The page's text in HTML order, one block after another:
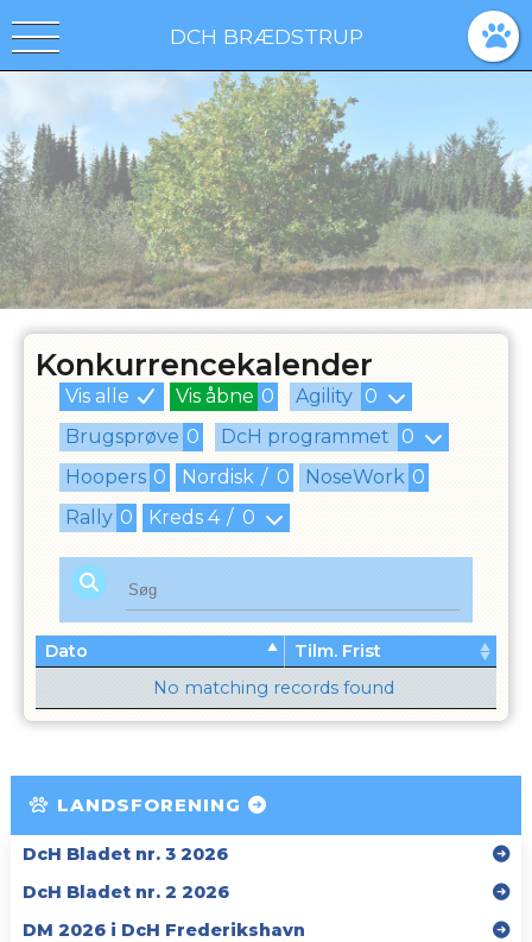
DCH BRÆDSTRUP
Konkurrencekalender
Vis alle Vis åbne 0 Agility 0
Brugsprøve 0 DcH programmet
0
Hoopers 0 Nordisk / 0 NoseWork 0
Rally 0 Kreds 4 / 0
Dato
Tilm. Frist
No matching records found
LANDSFORENING
DcH Bladet nr. 3 2026
DcH Bladet nr. 2 2026
DM 2026 i DcH Frederikshavn